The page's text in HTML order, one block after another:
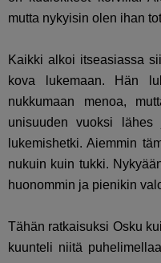
mutta nykyisin olen ihan
Kaikki alkoi itseasiassa
kova lukemaan. Hän
nukkumaan menoa,
unisuuden vuoksi lähes
lukemishetki. Aiemmin
nukuin kuin tukki.
huonommin ja pienikin
Tähän ratkaisuksi Osku
kuunteli niitä